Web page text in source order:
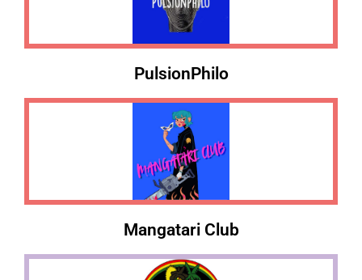
PulsionPhilo
Mangatari Club